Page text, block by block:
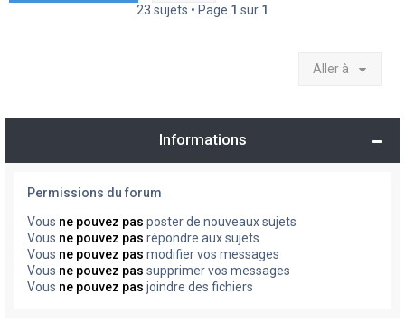
23 sujets • Page 1 sur 1
Aller à
Informations
Permissions du forum
Vous ne pouvez pas poster de nouveaux sujets
Vous ne pouvez pas répondre aux sujets
Vous ne pouvez pas modifier vos messages
Vous ne pouvez pas supprimer vos messages
Vous ne pouvez pas joindre des fichiers